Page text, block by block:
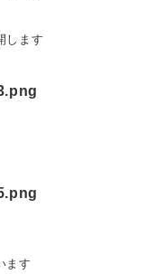
します
ます